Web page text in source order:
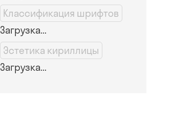
Классификация шрифтов
Загрузка...
Эстетика кириллицы
Загрузка...